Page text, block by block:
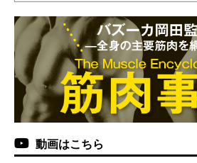
動画はこちら